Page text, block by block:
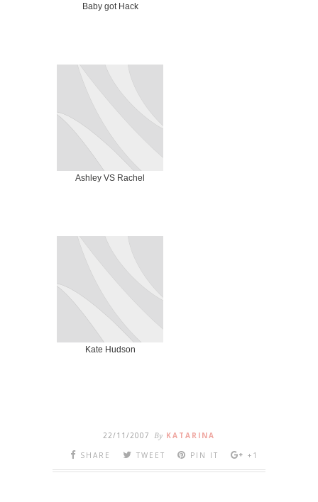
Baby got Hack
Ashley VS Rachel
Kate Hudson
22/11/2007 By KATARINA
SHARE
TWEET PIN IT +1